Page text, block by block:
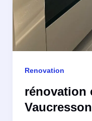
Renovation
rénovation